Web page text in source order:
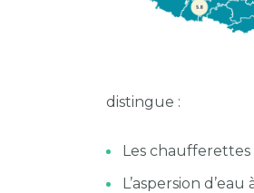
distingue :
Les chaufferettes
L’aspersion